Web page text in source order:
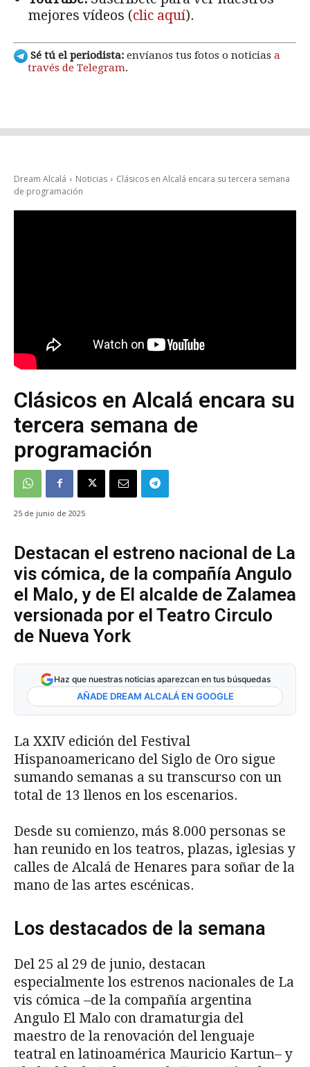
mejores vídeos (clic aquí).
Sé tú el periodista: envíanos tus fotos o noticias a
través de Telegram.